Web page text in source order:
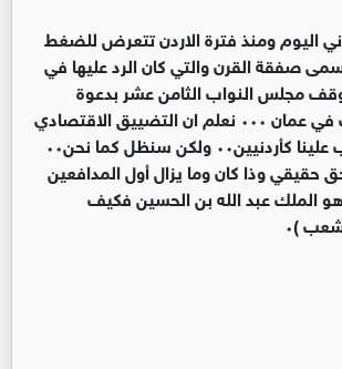
اليوم ومنذ فترة الاردن تتعرض للضغط
صفقة القرن والتي كان الرد عليها في
مجلس النواب الثامن عشر بدعوة
البرلمانيين العرب في عمان ٠٠٠ نعلم ان التضييق الاقتصادي
سبب من الأسباب علينا كأردنيين٠٠ ولكن سنظل كما نحن٠٠
وذا كان وما يزال أول المدافعين
الملك عبد الله بن الحسين فكيف
)٠